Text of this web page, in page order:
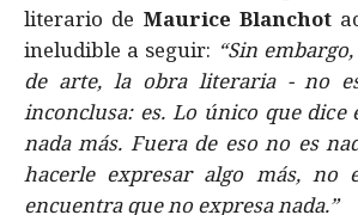
literario de Maurice Blanchot
ineludible a seguir: “Sin
de arte, la obra literaria - no
inconclusa: es. Lo único que dice
nada más. Fuera de eso no es
hacerle expresar algo más, no
encuentra que no expresa nada.”